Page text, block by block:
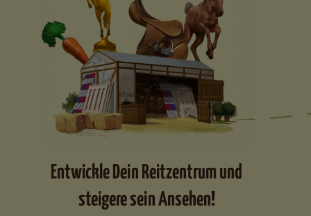
Entwickle Dein Reitzentrum und
steigere sein Ansehen!